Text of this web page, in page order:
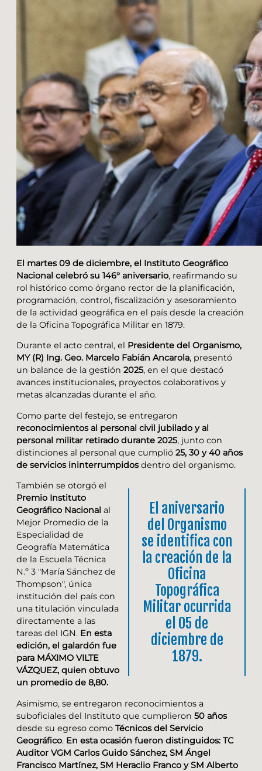
El martes 09 de diciembre, el Instituto Geográfico
Nacional celebró su 146° aniversario, reafirmando su
rol histórico como órgano rector de la planificación,
programación, control, fiscalización y asesoramiento
de la actividad geográfica en el país desde la creación
de la Oficina Topográfica Militar en 1879.
Durante el acto central, el Presidente del Organismo,
MY (R) Ing. Geo. Marcelo Fabián Ancarola, presentó
un balance de la gestión 2025, en el que destacó
avances institucionales, proyectos colaborativos y
metas alcanzadas durante el año.
Como parte del festejo, se entregaron
reconocimientos al personal civil jubilado y al
personal militar retirado durante 2025, junto con
distinciones al personal que cumplió 25, 30 y 40 años
de servicios ininterrumpidosdentro del organismo.
El aniversario
del Organismo
se identifica con
la creación de la
Oficina
Topográfica
Militar ocurrida
el 05 de
diciembre de
1879.
También se otorgó el
Premio Instituto
Geográfico Nacional al
Mejor Promedio de la
Especialidad de
Geografía Matemática
de la Escuela Técnica
N.º 3 "María Sánchez de
Thompson", única
institución del país con
una titulación vinculada
directamente a las
tareas del IGN. En esta
edición, el galardón fue
para MÁXIMO VILTE
VÁZQUEZ, quien obtuvo
un promedio de 8,80.
Asimismo, se entregaron reconocimientos a
suboficiales del Instituto que cumplieron 50 años
desde su egreso como Técnicos del Servicio
Geográfico. En esta ocasión fueron distinguidos: TC
Auditor VGM Carlos Guido Sánchez, SM Ángel
Francisco Martínez, SM Heraclio Franco y SM Alberto